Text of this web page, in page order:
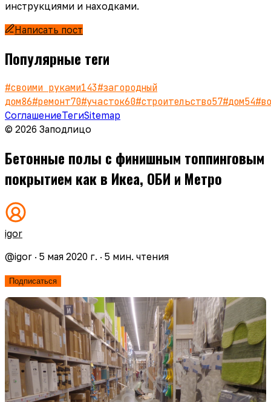
инструкциями и находками.
Написать пост
Популярные теги
#своими руками143#загородный
дом86#ремонт70#участок60#строительство57#дом54#
СоглашениеТегиSitemap
© 2026 Заподлицо
Бетонные полы с финишным топпинговым
покрытием как в Икеа, ОБИ и Метро
igor
@igor · 5 мая 2020 г. · 5 мин. чтения
Подписаться